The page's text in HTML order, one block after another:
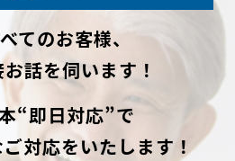
てのお客様、
話を伺います！
“即日対応”で
対応をいたします！